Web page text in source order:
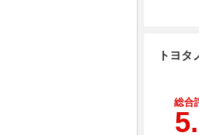
トヨタ
総合